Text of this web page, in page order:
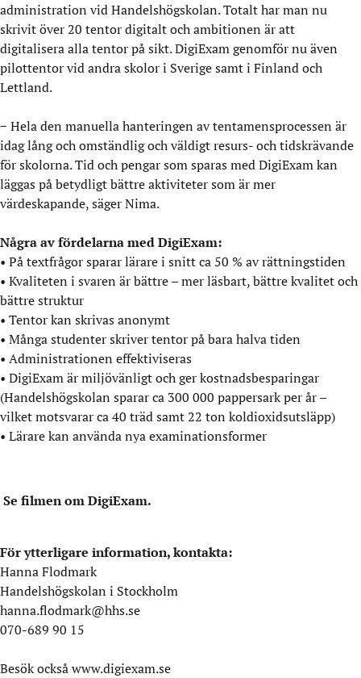
administration vid Handelshögskolan. Totalt har man nu
skrivit över 20 tentor digitalt och ambitionen är att
digitalisera alla tentor på sikt. DigiExam genomför nu även
pilottentor vid andra skolor i Sverige samt i Finland och
Lettland.
− Hela den manuella hanteringen av tentamensprocessen är
idag lång och omständlig och väldigt resurs- och tidskrävande
för skolorna. Tid och pengar som sparas med DigiExam kan
läggas på betydligt bättre aktiviteter som är mer
värdeskapande, säger Nima.
Några av fördelarna med DigiExam:
• På textfrågor sparar lärare i snitt ca 50 % av rättningstiden
• Kvaliteten i svaren är bättre – mer läsbart, bättre kvalitet och
bättre struktur
• Tentor kan skrivas anonymt
• Många studenter skriver tentor på bara halva tiden
• Administrationen effektiviseras
• DigiExam är miljövänligt och ger kostnadsbesparingar
(Handelshögskolan sparar ca 300 000 pappersark per år –
vilket motsvarar ca 40 träd samt 22 ton koldioxidsutsläpp)
• Lärare kan använda nya examinationsformer
Se filmen om DigiExam.
För ytterligare information, kontakta:
Hanna Flodmark
Handelshögskolan i Stockholm
hanna.flodmark@hhs.se
070-689 90 15
Besök ocksåwww.digiexam.se